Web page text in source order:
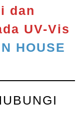
dan
UV-Vis
HOUSE